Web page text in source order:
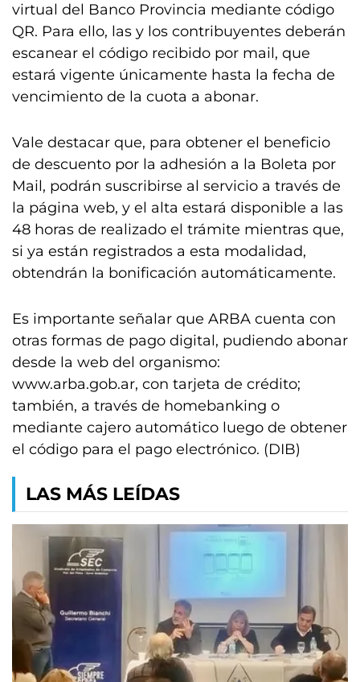
virtual del Banco Provincia mediante código
QR. Para ello, las y los contribuyentes deberán
escanear el código recibido por mail, que
estará vigente únicamente hasta la fecha de
vencimiento de la cuota a abonar.
Vale destacar que, para obtener el beneficio
de descuento por la adhesión a la Boleta por
Mail, podrán suscribirse al servicio a través de
la página web, y el alta estará disponible a las
48 horas de realizado el trámite mientras que,
si ya están registrados a esta modalidad,
obtendrán la bonificación automáticamente.
Es importante señalar que ARBA cuenta con
otras formas de pago digital, pudiendo abonar
desde la web del organismo:
www.arba.gob.ar, con tarjeta de crédito;
también, a través de homebanking o
mediante cajero automático luego de obtener
el código para el pago electrónico. (DIB)
LAS MÁS LEÍDAS